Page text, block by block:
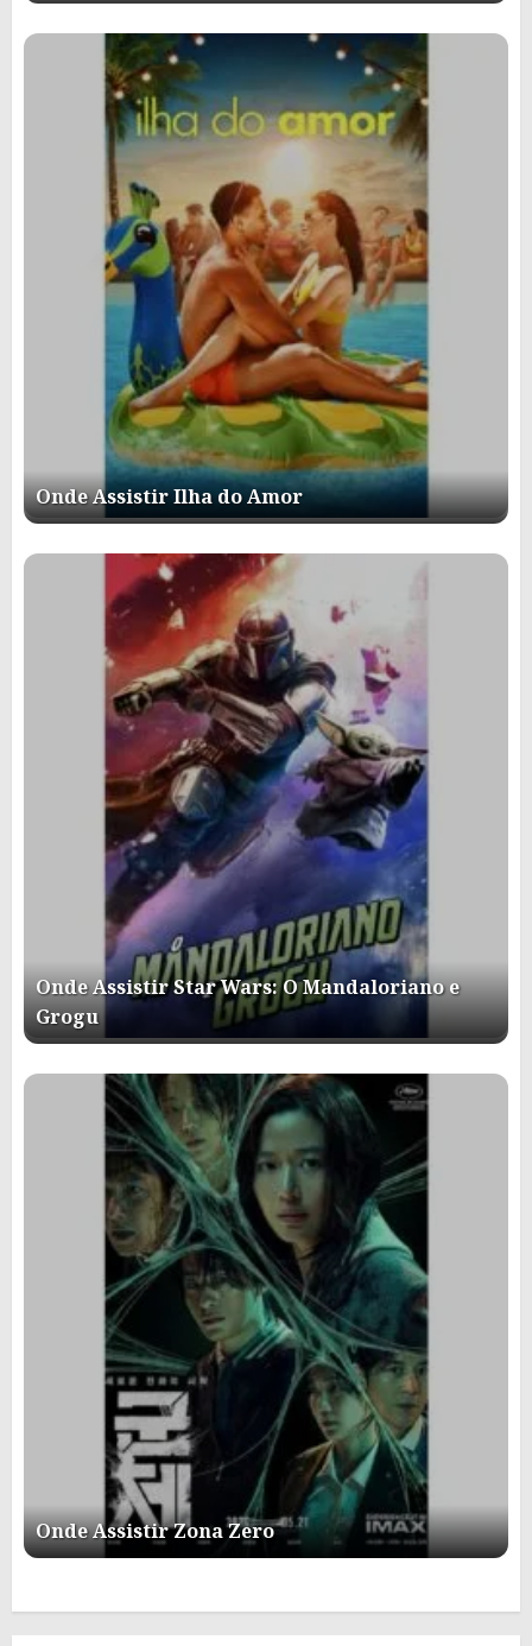
Onde Assistir Ilha do Amor
Onde Assistir Star Wars: O Mandaloriano e
Grogu
Onde Assistir Zona Zero